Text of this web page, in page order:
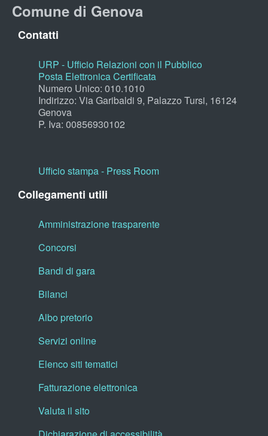
Comune di Genova
Contatti
URP - Ufficio Relazioni con il Pubblico
Posta Elettronica Certificata
Numero Unico: 010.1010
Indirizzo: Via Garibaldi 9, Palazzo Tursi, 16124
Genova
P. Iva: 00856930102
Ufficio stampa - Press Room
Collegamenti utili
Amministrazione trasparente
Concorsi
Bandi di gara
Bilanci
Albo pretorio
Servizi online
Elenco siti tematici
Fatturazione elettronica
Valuta il sito